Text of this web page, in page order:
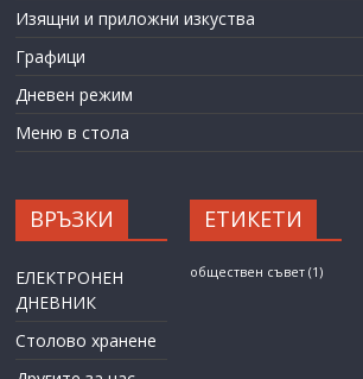
Изящни и приложни изкуства
Графици
Дневен режим
Меню в стола
ВРЪЗКИ
ЕЛЕКТРОНЕН
ДНЕВНИК
Столово хранене
ЕТИКЕТИ
обществен съвет (1)